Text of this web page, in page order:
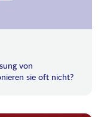
von
sie oft nicht?